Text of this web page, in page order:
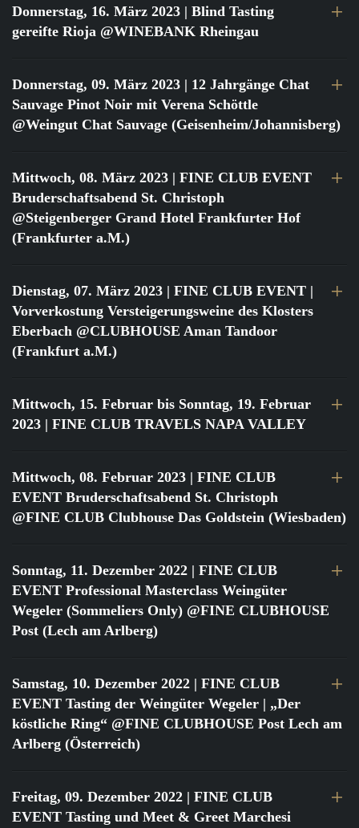
Donnerstag, 16. März 2023 | Blind Tasting
gereifte Rioja @WINEBANK Rheingau
Donnerstag, 09. März 2023 | 12 Jahrgänge Chat
Sauvage Pinot Noir mit Verena Schöttle
@Weingut Chat Sauvage (Geisenheim/Johannisberg)
Mittwoch, 08. März 2023 | FINE CLUB EVENT
Bruderschaftsabend St. Christoph
@Steigenberger Grand Hotel Frankfurter Hof
(Frankfurter a.M.)
Dienstag, 07. März 2023 | FINE CLUB EVENT |
Vorverkostung Versteigerungsweine des Klosters
Eberbach @CLUBHOUSE Aman Tandoor
(Frankfurt a.M.)
Mittwoch, 15. Februar bis Sonntag, 19. Februar
2023 | FINE CLUB TRAVELS NAPA VALLEY
Mittwoch, 08. Februar 2023 | FINE CLUB
EVENT Bruderschaftsabend St. Christoph
@FINE CLUB Clubhouse Das Goldstein (Wiesbaden)
Sonntag, 11. Dezember 2022 | FINE CLUB
EVENT Professional Masterclass Weingüter
Wegeler (Sommeliers Only) @FINE CLUBHOUSE
Post (Lech am Arlberg)
Samstag, 10. Dezember 2022 | FINE CLUB
EVENT Tasting der Weingüter Wegeler | „Der
köstliche Ring“ @FINE CLUBHOUSE Post Lech am
Arlberg (Österreich)
Freitag, 09. Dezember 2022 | FINE CLUB
EVENT Tasting und Meet & Greet Marchesi